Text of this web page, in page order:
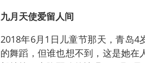
九月天使爱留人间
2018年6月1日儿童节那天，青岛4
的舞蹈，但谁也想不到，这是她